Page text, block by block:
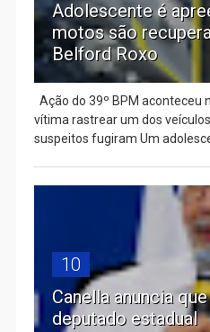
Adolescente é
motos são
Belford Roxo
Ação do 39º BPM aconteceu
vítima rastrear um dos
suspeitos fugiram Um
10
Canella anuncia
deputado estadual